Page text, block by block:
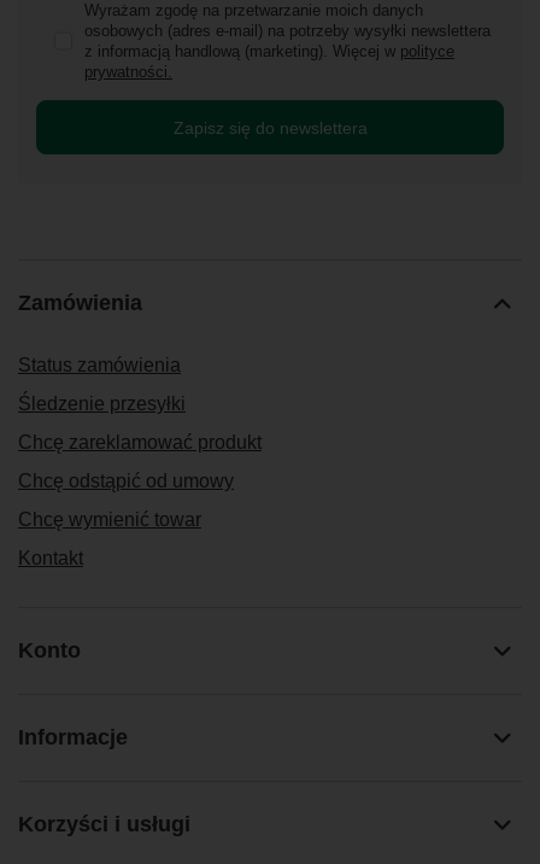
Wyrażam zgodę na przetwarzanie moich danych
osobowych (adres e-mail) na potrzeby wysyłki newslettera
z informacją handlową (marketing). Więcej w polityce
prywatności.
Zapisz się do newslettera
Zamówienia
Status zamówienia
Śledzenie przesyłki
Chcę zareklamować produkt
Chcę odstąpić od umowy
Chcę wymienić towar
Kontakt
Konto
Informacje
Korzyści i usługi